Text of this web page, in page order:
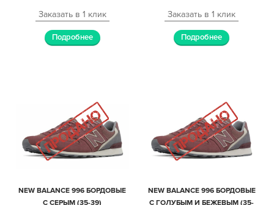
Заказать в 1 клик
Подробнее
Заказать в 1 клик
Подробнее
NEW BALANCE 996 БОРДОВЫЕ
С СЕРЫМ (35-39)
NEW BALANCE 996 БОРДОВЫЕ
С ГОЛУБЫМ И БЕЖЕВЫМ (35-